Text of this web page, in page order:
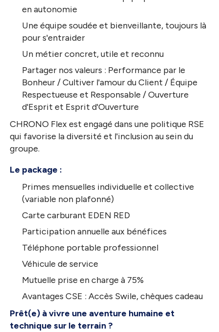
en autonomie
Une équipe soudée et bienveillante, toujours là
pour s'entraider
Un métier concret, utile et reconnu
Partager nos valeurs : Performance par le
Bonheur / Cultiver l'amour du Client / Équipe
Respectueuse et Responsable / Ouverture
d'Esprit et Esprit d'Ouverture
CHRONO Flex est engagé dans une politique RSE
qui favorise la diversité et l'inclusion au sein du
groupe.
Le package :
Primes mensuelles individuelle et collective
(variable non plafonné)
Carte carburant EDEN RED
Participation annuelle aux bénéfices
Téléphone portable professionnel
Véhicule de service
Mutuelle prise en charge à 75%
Avantages CSE : Accès Swile, chèques cadeau
Prêt(e) à vivre une aventure humaine et
technique sur le terrain ?